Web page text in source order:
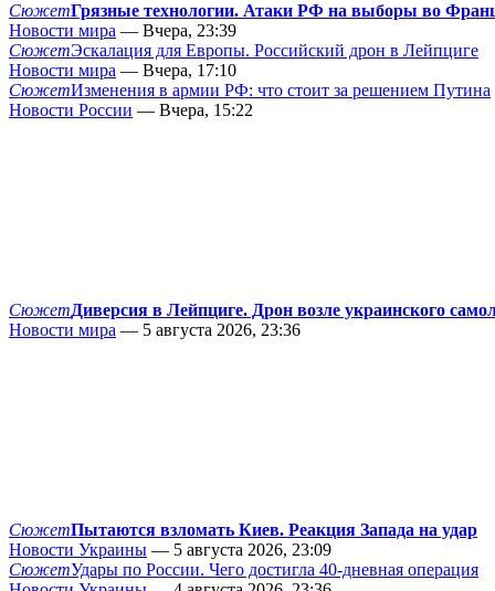
СюжетГрязные технологии. Атаки РФ на выборы во
Новости мира — Вчера, 23:39
СюжетЭскалация для Европы. Российский дрон в Лейпциге
Новости мира — Вчера, 17:10
СюжетИзменения в армии РФ: что стоит за решением Путина
Новости России — Вчера, 15:22
СюжетДиверсия в Лейпциге. Дрон возле украинского
Новости мира — 5 августа 2026, 23:36
СюжетПытаются взломать Киев. Реакция Запада на удар
Новости Украины — 5 августа 2026, 23:09
СюжетУдары по России. Чего достигла 40-дневная операция